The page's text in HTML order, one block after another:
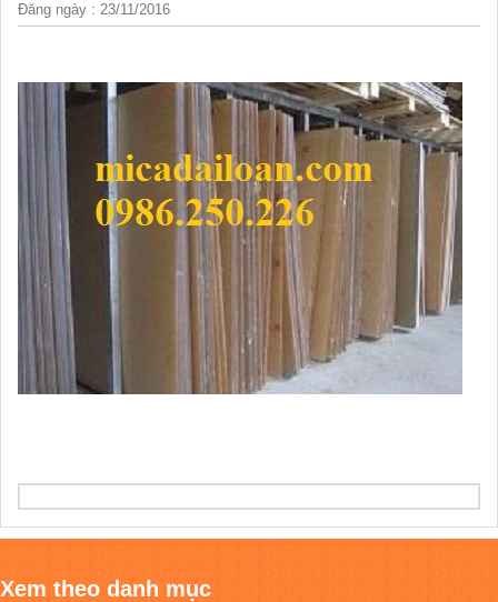
Đăng ngày : 23/11/2016
Xem theo danh mục